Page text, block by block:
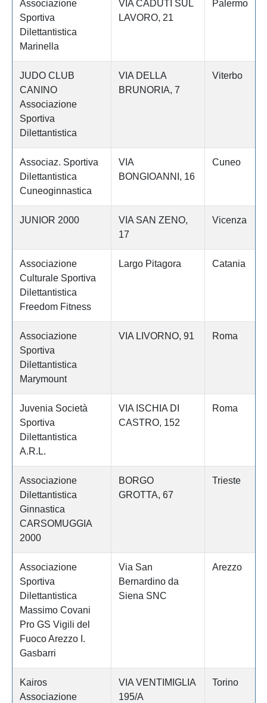
Associazione
Sportiva
Dilettantistica
Marinella
VIA CADUTI SUL
LAVORO, 21
Palermo
JUDO CLUB
CANINO
Associazione
Sportiva
Dilettantistica
VIA DELLA
BRUNORIA, 7
Viterbo
Associaz. Sportiva
Dilettantistica
Cuneoginnastica
VIA
BONGIOANNI, 16
Cuneo
JUNIOR 2000
VIA SAN ZENO,
17
Vicenza
Associazione
Culturale Sportiva
Dilettantistica
Freedom Fitness
Largo Pitagora Catania
Associazione
Sportiva
Dilettantistica
Marymount
VIA LIVORNO, 91 Roma
Juvenia Società
Sportiva
Dilettantistica
A.R.L.
VIA ISCHIA DI
CASTRO, 152
Roma
Associazione
Dilettantistica
Ginnastica
CARSOMUGGIA
2000
BORGO
GROTTA, 67
Trieste
Associazione
Sportiva
Dilettantistica
Massimo Covani
Pro GS Vigili del
Fuoco Arezzo I.
Gasbarri
Via San
Bernardino da
Siena SNC
Arezzo
Kairos
Associazione
VIA VENTIMIGLIA
195/A
Torino